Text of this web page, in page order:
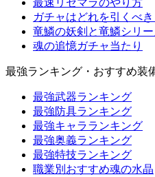
最速リセマラのやり方
ガチャはどれを引くべき
竜鱗の妖剣と竜鱗シリ
魂の追憶ガチャ当たり
最強ランキング・おすすめ装
最強武器ランキング
最強防具ランキング
最強キャラランキング
最強奥義ランキング
最強特技ランキング
職業別おすすめ魂の水晶